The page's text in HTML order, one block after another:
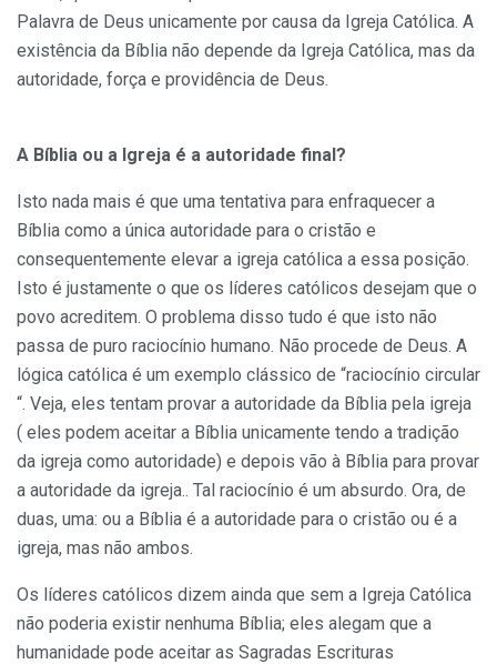
Palavra de Deus unicamente por causa da Igreja Católica. A
existência da Bíblia não depende da Igreja Católica, mas da
autoridade, força e providência de Deus.
A Bíblia ou a Igreja é a autoridade final?
Isto nada mais é que uma tentativa para enfraquecer a
Bíblia como a única autoridade para o cristão e
consequentemente elevar a igreja católica a essa posição.
Isto é justamente o que os líderes católicos desejam que o
povo acreditem. O problema disso tudo é que isto não
passa de puro raciocínio humano. Não procede de Deus. A
lógica católica é um exemplo clássico de “raciocínio circular
“. Veja, eles tentam provar a autoridade da Bíblia pela igreja
( eles podem aceitar a Bíblia unicamente tendo a tradição
da igreja como autoridade) e depois vão à Bíblia para provar
a autoridade da igreja.. Tal raciocínio é um absurdo. Ora, de
duas, uma: ou a Bíblia é a autoridade para o cristão ou é a
igreja, mas não ambos.
Os líderes católicos dizem ainda que sem a Igreja Católica
não poderia existir nenhuma Bíblia; eles alegam que a
humanidade pode aceitar as Sagradas Escrituras